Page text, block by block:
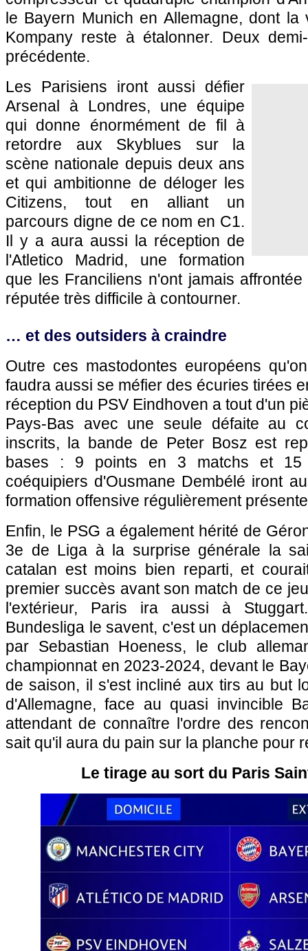
le Bayern Munich en Allemagne, dont la
Kompany reste à étalonner. Deux
précédente.
Les Parisiens iront aussi défier
Arsenal à Londres, une équipe
qui donne énormément de fil à
retordre aux Skyblues sur la
scène nationale depuis deux ans
et qui ambitionne de déloger les
Citizens, tout en alliant un
parcours digne de ce nom en C1.
Il y a aura aussi la réception de
l'Atletico Madrid, une formation
que les Franciliens n'ont jamais
réputée très difficile à contourner.
… et des outsiders à craindre
Outre ces mastodontes européens
faudra aussi se méfier des écuries tirées
réception du PSV Eindhoven a tout d'un
Pays-Bas avec une seule défaite au
inscrits, la bande de Peter Bosz est
bases : 9 points en 3 matchs et 15
coéquipiers d'Ousmane Dembélé iront
formation offensive régulièrement
Enfin, le PSG a également hérité de
3e de Liga à la surprise générale la
catalan est moins bien reparti, et
premier succès avant son match de ce
l'extérieur, Paris ira aussi à
Bundesliga le savent, c'est un
par Sebastian Hoeness, le club
championnat en 2023-2024, devant le
de saison, il s'est incliné aux tirs au but
d'Allemagne, face au quasi invincible
attendant de connaître l'ordre des
sait qu'il aura du pain sur la planche pour
Le tirage au sort du Paris